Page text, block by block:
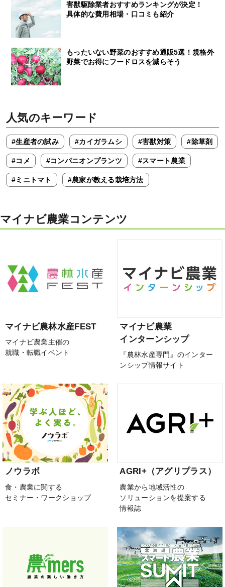
害獣駆除業者おすすめランキングが決定！
具体的な費用相場・口コミも紹介
もったいない野菜のおすすめ通販5選！規格外
野菜でお得にフードロスを減らそう
人気のキーワード
#生産者の試み #カイガラムシ #害獣対策 #除草剤
#コメ #コンパニオンプランツ #スマート農業
#ミニトマト #農家が教える栽培方法
マイナビ農業コンテンツ
マイナビ農林水産FEST
マイナビ農業主催の
就職・転職イベント
マイナビ農業
インターンシップ
『農林水産専門』のインター
ンシップ情報サイト
ノウラボ
食・農業に関する
セミナー・ワークショップ
AGRI+（アグリプラス）
農業から地域活性の
ソリューションを提案する
情報誌